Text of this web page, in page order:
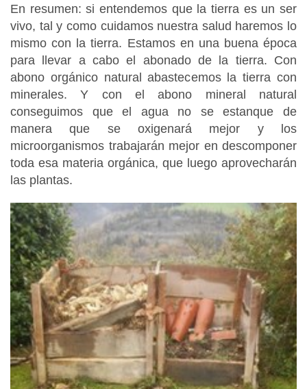
En resumen: si entendemos que la tierra es un ser
vivo, tal y como cuidamos nuestra salud haremos lo
mismo con la tierra. Estamos en una buena época
para llevar a cabo el abonado de la tierra. Con
abono orgánico natural abastecemos la tierra con
minerales. Y con el abono mineral natural
conseguimos que el agua no se estanque de
manera que se oxigenará mejor y los
microorganismos trabajarán mejor en descomponer
toda esa materia orgánica, que luego aprovecharán
las plantas.